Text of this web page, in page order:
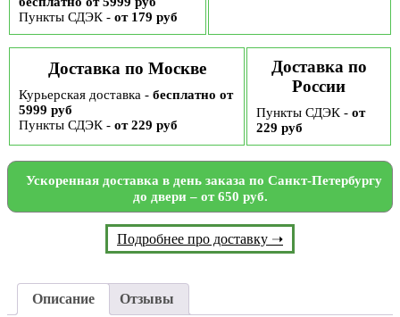
Пункты СДЭК - от 179 руб
Доставка по Москве
Курьерская доставка - бесплатно от
5999 руб
Пункты СДЭК - от 229 руб
Доставка по
России
Пункты СДЭК - от
229 руб
Ускоренная доставка в день заказа по Санкт-Петербургу
до двери – от 650 руб.
Подробнее про доставку ➝
Описание Отзывы